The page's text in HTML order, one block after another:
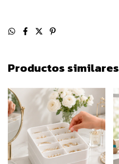
Productos similares